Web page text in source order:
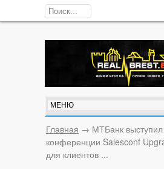
Главная → МТБанк
конференции Salesconf
для клиентов ...